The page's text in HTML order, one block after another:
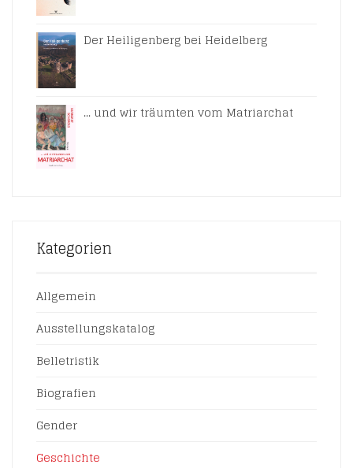
Der Heiligenberg bei Heidelberg
... und wir träumten vom Matriarchat
Kategorien
Allgemein
Ausstellungskatalog
Belletristik
Biografien
Gender
Geschichte